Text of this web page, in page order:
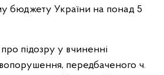
бюджету України на понад 5
підозру у вчиненні
передбаченого ч.